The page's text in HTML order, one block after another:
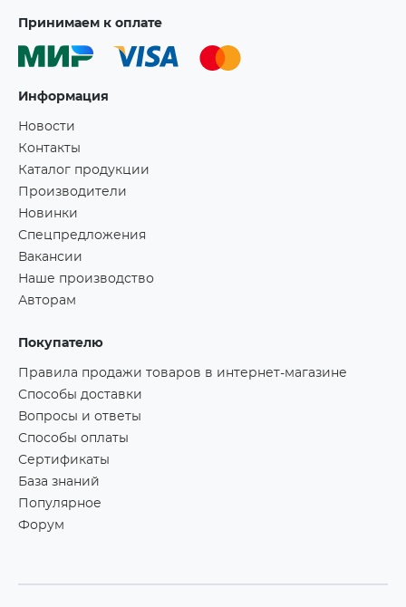
Принимаем к оплате
Информация
Новости
Контакты
Каталог продукции
Производители
Новинки
Спецпредложения
Вакансии
Наше производство
Авторам
Покупателю
Правила продажи товаров в интернет-магазине
Способы доставки
Вопросы и ответы
Способы оплаты
Сертификаты
База знаний
Популярное
Форум